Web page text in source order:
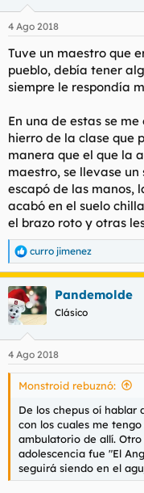
e
:
4 Ago 2018
Tuve un maestro que
pueblo, debía tener
siempre le respondía
En una de estas se
hierro de la clase que
manera que el que la
maestro, se llevase un
escapó de las manos,
acabó en el suelo
el brazo roto y otras
R
e
a
c
c
i
e
s
curro jimenez
Pandemolde
Clásico
4 Ago 2018
Monstroid rebuznó:
De los chepus oí hablar
con los cuales me
ambulatorio de allí.
adolescencia fue "El
seguirá siendo en el